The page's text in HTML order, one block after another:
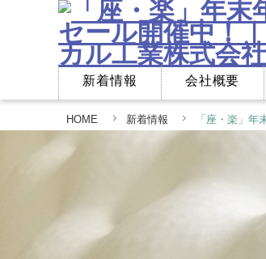
新着情報 会社概要
HOME 新着情報 「座・楽」年